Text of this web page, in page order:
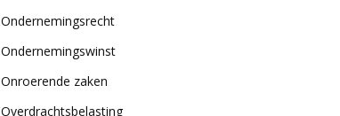
Ondernemingsrecht
Ondernemingswinst
Onroerende zaken
Overdrachtsbelasting